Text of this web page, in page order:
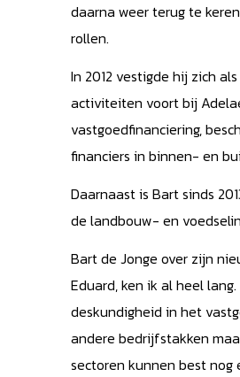
daarna weer terug te
rollen.
In 2012 vestigde hij zich
activiteiten voort bij
vastgoedfinanciering,
financiers in binnen- en
Daarnaast is Bart sinds
de landbouw- en
Bart de Jonge over zijn
Eduard, ken ik al heel
deskundigheid in het
andere bedrijfstakken
sectoren kunnen best nog